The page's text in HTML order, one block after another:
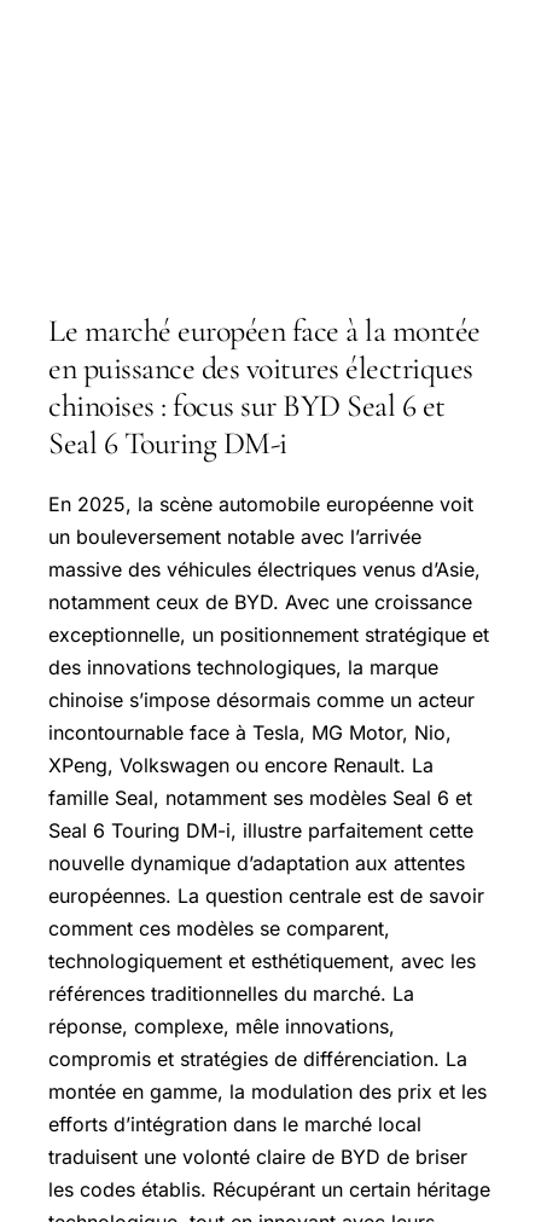
Le marché européen face à la montée
en puissance des voitures électriques
chinoises : focus sur BYD Seal 6 et
Seal 6 Touring DM-i
En 2025, la scène automobile européenne voit
un bouleversement notable avec l’arrivée
massive des véhicules électriques venus d’Asie,
notamment ceux de BYD. Avec une croissance
exceptionnelle, un positionnement stratégique et
des innovations technologiques, la marque
chinoise s’impose désormais comme un acteur
incontournable face à Tesla, MG Motor, Nio,
XPeng, Volkswagen ou encore Renault. La
famille Seal, notamment ses modèles Seal 6 et
Seal 6 Touring DM-i, illustre parfaitement cette
nouvelle dynamique d’adaptation aux attentes
européennes. La question centrale est de savoir
comment ces modèles se comparent,
technologiquement et esthétiquement, avec les
références traditionnelles du marché. La
réponse, complexe, mêle innovations,
compromis et stratégies de différenciation. La
montée en gamme, la modulation des prix et les
efforts d’intégration dans le marché local
traduisent une volonté claire de BYD de briser
les codes établis. Récupérant un certain héritage